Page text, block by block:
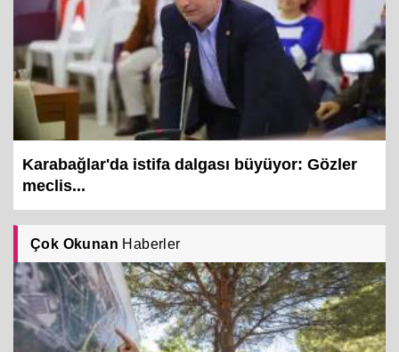
Karabağlar'da istifa dalgası büyüyor: Gözler
meclis...
Çok Okunan Haberler